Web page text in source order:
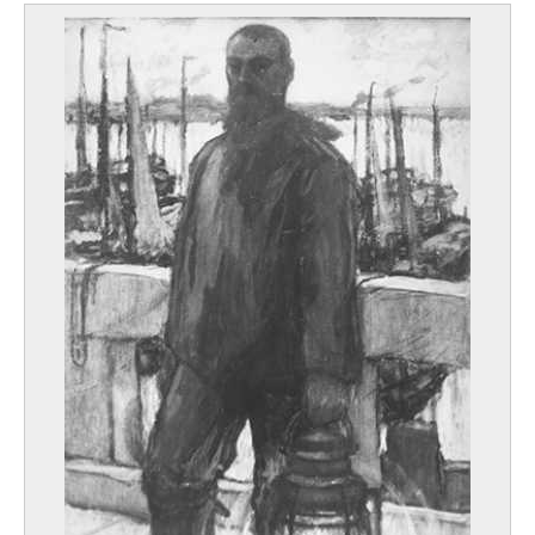
Orley Richard II van
Brussel 1663 - 1732
Orpen William
Stillorgan / Dublin (Ierland) 1878 - Londen (Engeland, Verenigd Koninkrijk)
Ortiz Rafael Montañez
Puerto Rico 1934
Ortkens Aert
? ca. 1475 - ? ca. 1540
Ost Alfred
Zwijndrecht 1884 - Antwerpen 1945
Ottevaere Auguste
Parijs (Frankrijk) 1810 - Gent 1856
Ottmann Henri
Ancenis, Loire-Atlantique (Frankrijk) 1877 - Vernon, Eure (Frankrijk) 1927
Oudenaarde
16de eeuw
Oudot Roland
Parijs (Frankrijk) 1897 - 1981